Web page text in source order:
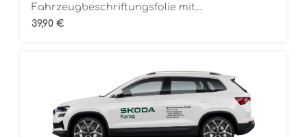
Fahrzeugbeschriftungsfolie mit
ÜbertragungstapeDie Folie ist Rückstandsfrei
entfernbar
Regulärer Preis:
39,90 €